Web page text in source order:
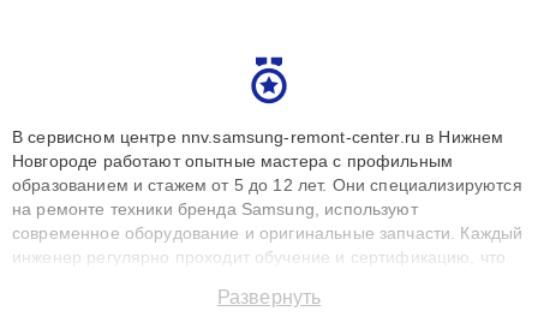
В сервисном центре nnv.samsung-remont-center.ru в Нижнем
Новгороде работают опытные мастера с профильным
образованием и стажем от 5 до 12 лет. Они специализируются
на ремонте техники бренда Samsung, используют
современное оборудование и оригинальные запчасти. Каждый
инженер регулярно проходит обучение и сертификацию, что
восстанавливать технику с сохранением гарантии до 3 лет.
Развернуть